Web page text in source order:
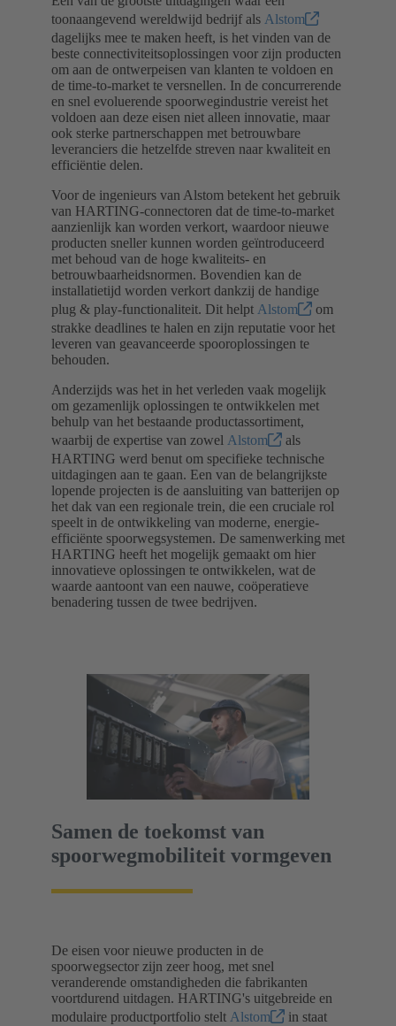
toonaangevend wereldwijd bedrijf als Alstom
dagelijks mee te maken heeft, is het vinden van de
beste connectiviteitsoplossingen voor zijn producten
om aan de ontwerpeisen van klanten te voldoen en
de time-to-market te versnellen. In de concurrerende
en snel evoluerende spoorwegindustrie vereist het
voldoen aan deze eisen niet alleen innovatie, maar
ook sterke partnerschappen met betrouwbare
leveranciers die hetzelfde streven naar kwaliteit en
efficiëntie delen.
Voor de ingenieurs van Alstom betekent het gebruik
van HARTING-connectoren dat de time-to-market
aanzienlijk kan worden verkort, waardoor nieuwe
producten sneller kunnen worden geïntroduceerd
met behoud van de hoge kwaliteits- en
betrouwbaarheidsnormen. Bovendien kan de
installatietijd worden verkort dankzij de handige
plug & play-functionaliteit. Dit helpt Alstom
om
strakke deadlines te halen en zijn reputatie voor het
leveren van geavanceerde spooroplossingen te
behouden.
Anderzijds was het in het verleden vaak mogelijk
om gezamenlijk oplossingen te ontwikkelen met
behulp van het bestaande productassortiment,
waarbij de expertise van zowel Alstom
als
HARTING werd benut om specifieke technische
uitdagingen aan te gaan. Een van de belangrijkste
lopende projecten is de aansluiting van batterijen op
het dak van een regionale trein, die een cruciale rol
speelt in de ontwikkeling van moderne, energie-
efficiënte spoorwegsystemen. De samenwerking met
HARTING heeft het mogelijk gemaakt om hier
innovatieve oplossingen te ontwikkelen, wat de
waarde aantoont van een nauwe, coöperatieve
benadering tussen de twee bedrijven.
Samen de toekomst van
spoorwegmobiliteit vormgeven
De eisen voor nieuwe producten in de
spoorwegsector zijn zeer hoog, met snel
veranderende omstandigheden die fabrikanten
voortdurend uitdagen. HARTING's uitgebreide en
modulaire productportfolio stelt Alstom
in staat